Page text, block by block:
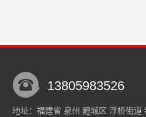
13805983526
地址：福建省 泉州 鲤城区 浮桥街道